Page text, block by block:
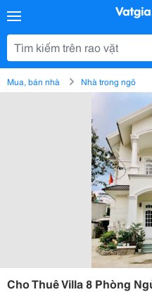
Mua, bán nhà Nhà trong ngõ
Cho Thuê Villa 8 Phòng